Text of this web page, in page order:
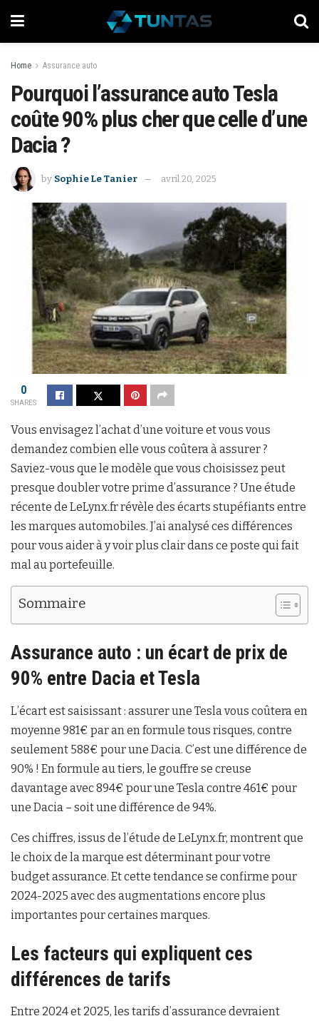
Home Assurance auto
Pourquoi l’assurance auto Tesla
coûte 90% plus cher que celle d’une
Dacia ?
by Sophie Le Tanier avril 20, 2025
0
SHARES
Vous envisagez l’achat d’une voiture et vous vous
demandez combien elle vous coûtera à assurer ?
Saviez-vous que le modèle que vous choisissez peut
presque doubler votre prime d’assurance ? Une étude
récente de LeLynx.fr révèle des écarts stupéfiants entre
les marques automobiles. J’ai analysé ces différences
pour vous aider à y voir plus clair dans ce poste qui fait
mal au portefeuille.
Sommaire
Assurance auto : un écart de prix de
90% entre Dacia et Tesla
L’écart est saisissant : assurer une Tesla vous coûtera en
moyenne 981€ par an en formule tous risques, contre
seulement 588€ pour une Dacia. C’est une différence de
90% ! En formule au tiers, le gouffre se creuse
davantage avec 894€ pour une Tesla contre 461€ pour
une Dacia – soit une différence de 94%.
Ces chiffres, issus de l’étude de LeLynx.fr, montrent que
le choix de la marque est déterminant pour votre
budget assurance. Et cette tendance se confirme pour
2024-2025 avec des augmentations encore plus
importantes pour certaines marques.
Les facteurs qui expliquent ces
différences de tarifs
Entre 2024 et 2025, les tarifs d’assurance devraient